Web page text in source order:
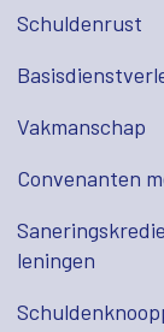
Schuldenrust
Vakmanschap
Convenanten
leningen